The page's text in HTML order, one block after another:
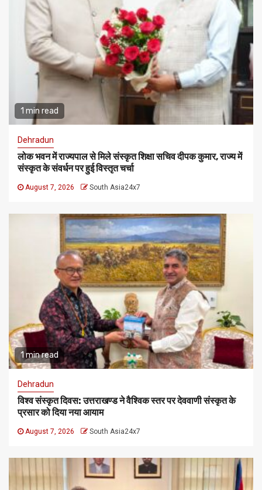
1 min read
Dehradun
लोक भवन में राज्यपाल से मिले संस्कृत शिक्षा सचिव दीपक कुमार, राज्य में
संस्कृत के संवर्धन पर हुई विस्तृत चर्चा
August 7, 2026 South Asia24x7
1 min read
Dehradun
विश्व संस्कृत दिवस: उत्तराखण्ड ने वैश्विक स्तर पर देववाणी संस्कृत के
प्रसार को दिया नया आयाम
August 7, 2026 South Asia24x7